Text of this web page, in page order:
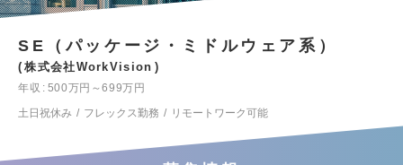
SE（パッケージ・ミドルウェア系）
株式会社WorkVision
年収
500万円～699万円
土日祝休み
フレックス勤務 リモートワーク可能